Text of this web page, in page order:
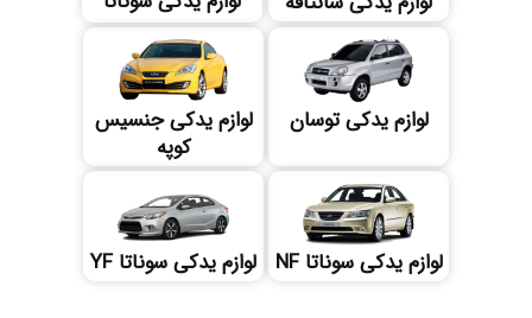
لوازم یدکی توسان
لوازم یدکی جنسیس
کوپه
لوازم یدکی سوناتا NF لوازم یدکی سوناتا YF